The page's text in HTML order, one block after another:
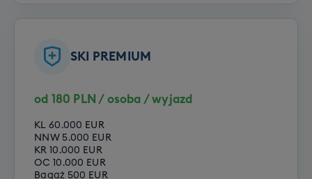
SKI PREMIUM
od 180 PLN / osoba / wyjazd
KL 60.000 EUR
NNW 5.000 EUR
KR 10.000 EUR
OC 10.000 EUR
Bagaż 500 EUR